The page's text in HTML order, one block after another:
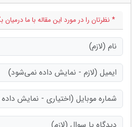
* نظرتان را در مورد این مقاله با ما درمیان